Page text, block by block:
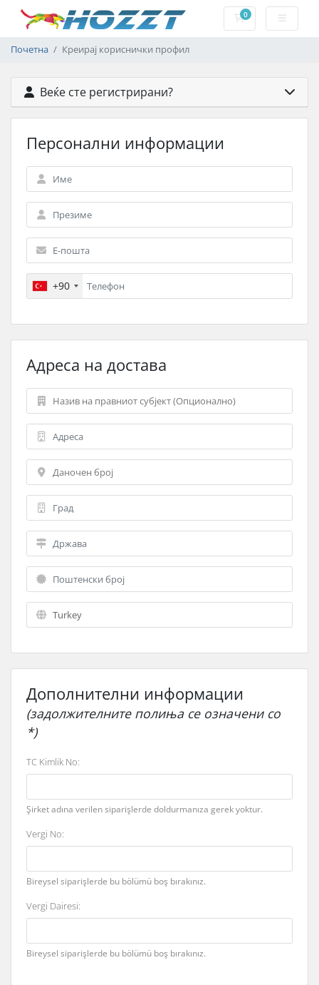
0Потрошувачка
Почетна Креирај кориснички профил
Веќе сте регистрирани?
Персонални информации
+90
Адреса на достава
Дополнителни информации
(задолжителните полиња се означени со
*)
TC Kimlik No:
Şirket adına verilen siparişlerde doldurmanıza gerek yoktur.
Vergi No:
Bireysel siparişlerde bu bölümü boş bırakınız.
Vergi Dairesi:
Bireysel siparişlerde bu bölümü boş bırakınız.